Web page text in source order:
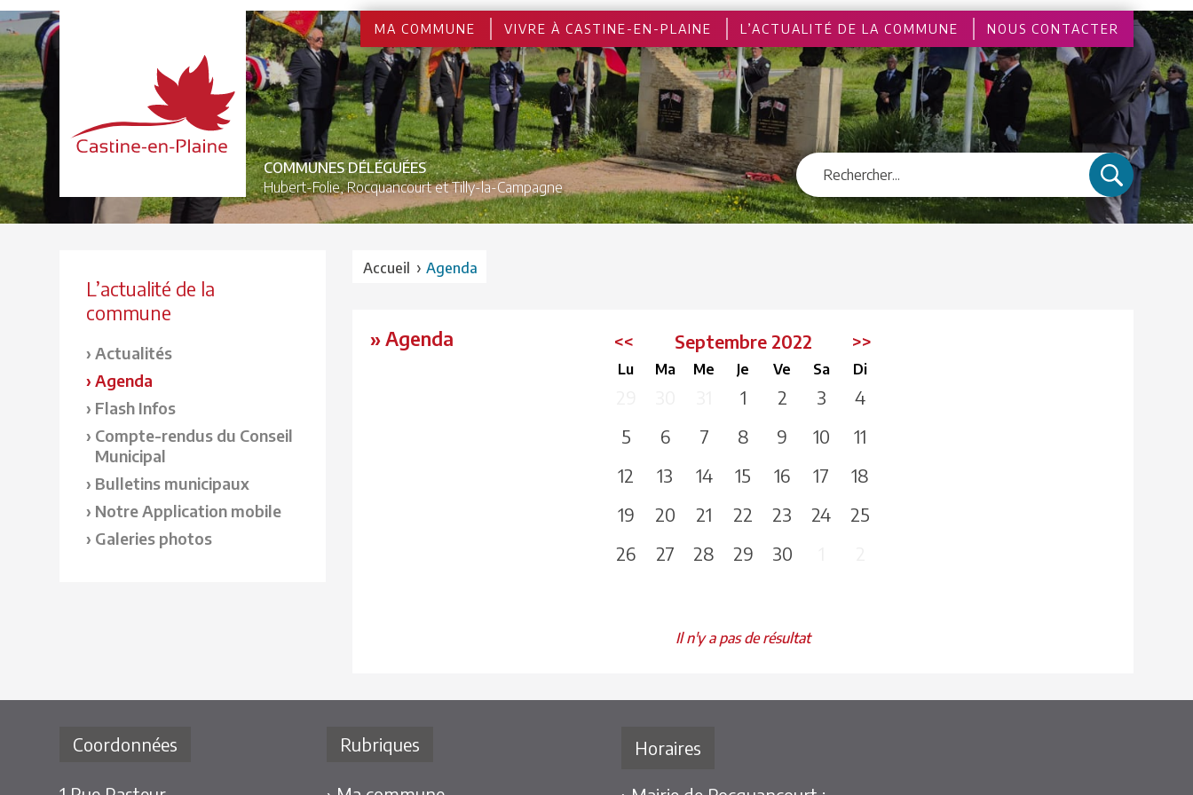
COMMUNES DÉLÉGUÉES
Hubert-Folie, Rocquancourt et Tilly-la-Campagne
MA COMMUNE VIVRE À CASTINE-EN-PLAINE L’ACTUALITÉ DE LA COMMUNE NOUS CONTACTER
L’actualité de la
commune
Actualités
Agenda
Flash Infos
Compte-rendus du Conseil
Municipal
Bulletins municipaux
Notre Application mobile
Galeries photos
Accueil ›Agenda
» Agenda << Septembre 2022 >>
Lu Ma Me Je Ve Sa Di
1 2 3
4
5
6 7 8 9 10
11
12
13 14 15 16 17
18
19
20 21 22 23 24
25
26
27 28 29 30
Il n'y a pas de résultat
Coordonnées Rubriques Horaires